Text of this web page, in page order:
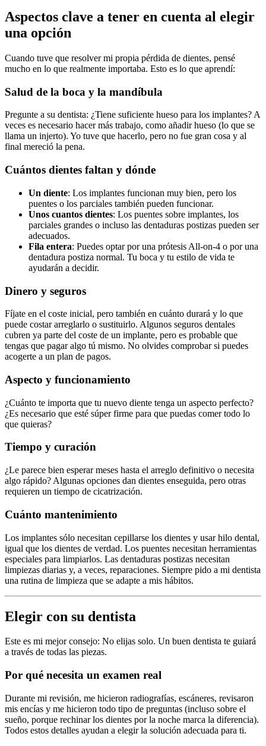
Aspectos clave a tener en cuenta al elegir
una opción
Cuando tuve que resolver mi propia pérdida de dientes, pensé
mucho en lo que realmente importaba. Esto es lo que aprendí:
Salud de la boca y la mandíbula
Pregunte a su dentista: ¿Tiene suficiente hueso para los implantes? A
veces es necesario hacer más trabajo, como añadir hueso (lo que se
llama un injerto). Yo tuve que hacerlo, pero no fue gran cosa y al
final mereció la pena.
Cuántos dientes faltan y dónde
Un diente: Los implantes funcionan muy bien, pero los
puentes o los parciales también pueden funcionar.
Unos cuantos dientes: Los puentes sobre implantes, los
parciales grandes o incluso las dentaduras postizas pueden ser
adecuados.
Fila entera: Puedes optar por una prótesis All-on-4 o por una
dentadura postiza normal. Tu boca y tu estilo de vida te
ayudarán a decidir.
Dinero y seguros
Fíjate en el coste inicial, pero también en cuánto durará y lo que
puede costar arreglarlo o sustituirlo. Algunos seguros dentales
cubren ya parte del coste de un implante, pero es probable que
tengas que pagar algo tú mismo. No olvides comprobar si puedes
acogerte a un plan de pagos.
Aspecto y funcionamiento
¿Cuánto te importa que tu nuevo diente tenga un aspecto perfecto?
¿Es necesario que esté súper firme para que puedas comer todo lo
que quieras?
Tiempo y curación
¿Le parece bien esperar meses hasta el arreglo definitivo o necesita
algo rápido? Algunas opciones dan dientes enseguida, pero otras
requieren un tiempo de cicatrización.
Cuánto mantenimiento
Los implantes sólo necesitan cepillarse los dientes y usar hilo dental,
igual que los dientes de verdad. Los puentes necesitan herramientas
especiales para limpiarlos. Las dentaduras postizas necesitan
limpiezas diarias y, a veces, reparaciones. Siempre pido a mi dentista
una rutina de limpieza que se adapte a mis hábitos.
Elegir con su dentista
Este es mi mejor consejo: No elijas solo. Un buen dentista te guiará
a través de todas las piezas.
Por qué necesita un examen real
Durante mi revisión, me hicieron radiografías, escáneres, revisaron
mis encías y me hicieron todo tipo de preguntas (incluso sobre el
sueño, porque rechinar los dientes por la noche marca la diferencia).
Todos estos detalles ayudan a elegir la solución adecuada para ti.